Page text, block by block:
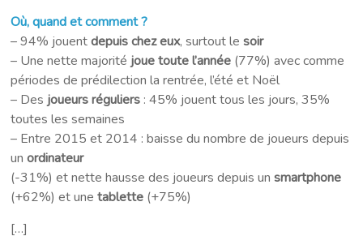
Où, quand et comment ?
– 94% jouentdepuis chez eux, surtout lesoir
– Une nette majorité joue toute l’année (77%) avec comme
périodes de prédilection la rentrée, l’été et Noël
– Des joueurs réguliers : 45% jouent tous les jours, 35%
toutes les semaines
– Entre 2015 et 2014 : baisse du nombre de joueurs depuis
unordinateur
(-31%) et nette hausse des joueurs depuis unsmartphone
(+62%) et unetablette (+75%)
[…]